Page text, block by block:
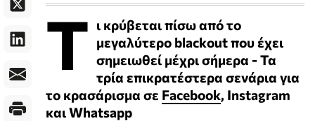
Τ ι κρύβεται πίσω από το
μεγαλύτερο blackout που έχει
σημειωθεί μέχρι σήμερα - Τα
τρία επικρατέστερα σενάρια για
το κρασάρισμα σε Facebook, Instagram
και Whatsapp